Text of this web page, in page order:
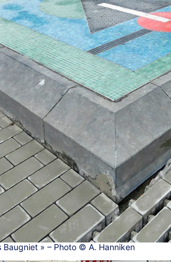
Baugniet » – Photo © A. Hanniken